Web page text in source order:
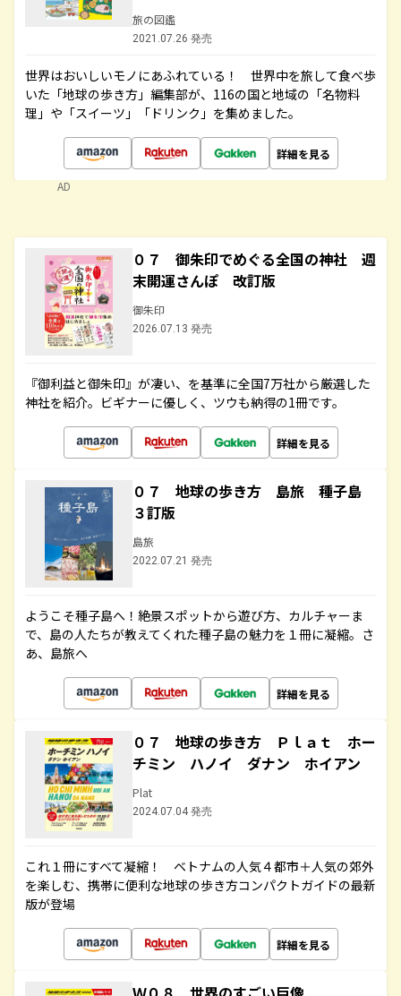
旅の図鑑
2021.07.26 発売
世界はおいしいモノにあふれている！ 世界中を旅して食べ歩
いた「地球の歩き方」編集部が、116の国と地域の「名物料
理」や「スイーツ」「ドリンク」を集めました。
詳細を見る
AD
０７ 御朱印でめぐる全国の神社 週
末開運さんぽ 改訂版
御朱印
2026.07.13 発売
『御利益と御朱印』が凄い、を基準に全国7万社から厳選した
神社を紹介。ビギナーに優しく、ツウも納得の1冊です。
詳細を見る
０７ 地球の歩き方 島旅 種子島
３訂版
島旅
2022.07.21 発売
ようこそ種子島へ！絶景スポットから遊び方、カルチャーま
で、島の人たちが教えてくれた種子島の魅力を１冊に凝縮。さ
あ、島旅へ
詳細を見る
０７ 地球の歩き方 Ｐｌａｔ ホー
チミン ハノイ ダナン ホイアン
Plat
2024.07.04 発売
これ１冊にすべて凝縮！ ベトナムの人気４都市＋人気の郊外
を楽しむ、携帯に便利な地球の歩き方コンパクトガイドの最新
版が登場
詳細を見る